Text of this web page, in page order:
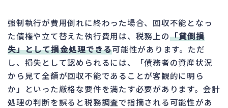
強制執行が費用倒れに終わった場合、回収不能となっ
た債権や立て替えた執行費用は、税務上の「貸倒損
失」として損金処理できる可能性があります。ただ
し、損失として認められるには、「債務者の資産状況
から見て全額が回収不能であることが客観的に明ら
か」といった厳格な要件を満たす必要があります。会計
処理の判断を誤ると税務調査で指摘される可能性があ